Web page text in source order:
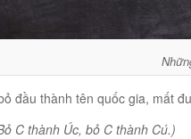
đầu thành tên quốc gia, mất
C thành Úc, bỏ C thành Cú.)